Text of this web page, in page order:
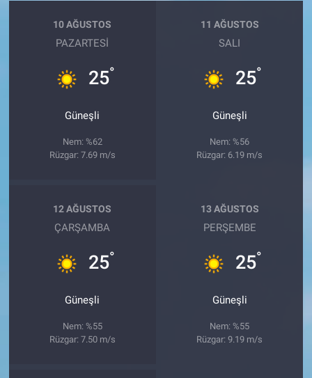
10 AĞUSTOS
PAZARTESI
25°
Güneşli
Nem: %62
Rüzgar: 7.69 m/s
11 AĞUSTOS
SALI
25°
Güneşli
Nem: %56
Rüzgar: 6.19 m/s
12 AĞUSTOS
ÇARŞAMBA
25°
Güneşli
Nem: %55
Rüzgar: 7.50 m/s
13 AĞUSTOS
PERŞEMBE
25°
Güneşli
Nem: %55
Rüzgar: 9.19 m/s